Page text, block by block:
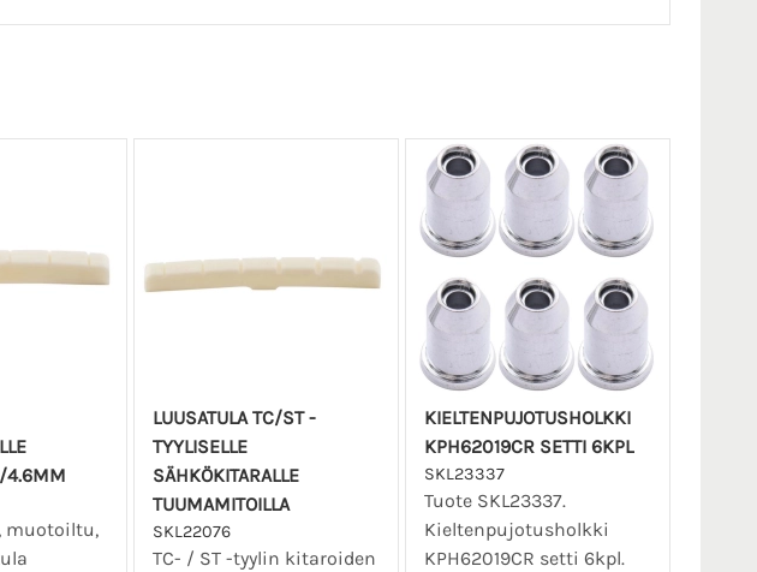
muotoiltu,
LUUSATULA TC/ST -
TYYLISELLE
SÄHKÖKITARALLE
TUUMAMITOILLA
SKL22076
TC- / ST -tyylin kitaroiden
KIELTENPUJOTUSHOLKKI
KPH62019CR SETTI 6KPL
SKL23337
Tuote SKL23337.
Kieltenpujotusholkki
KPH62019CR setti 6kpl.